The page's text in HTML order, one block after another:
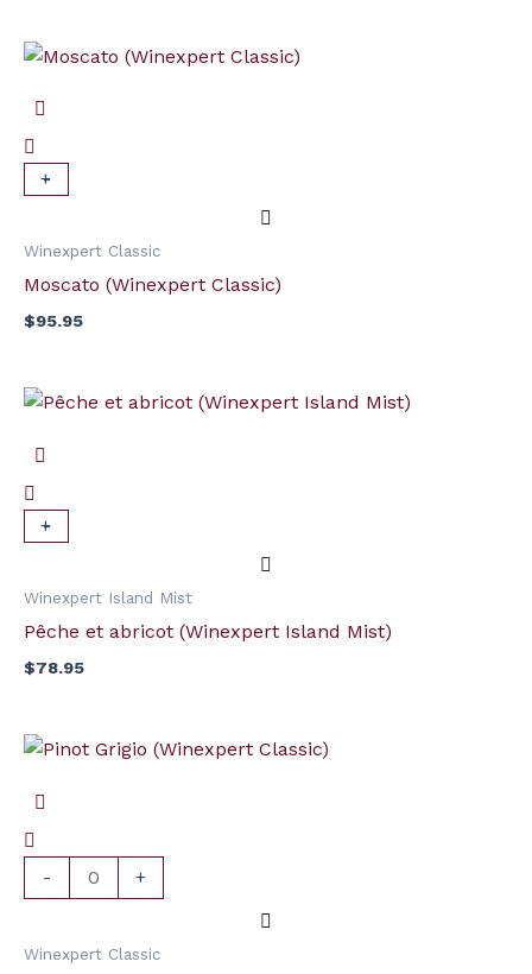
-
quantité
Moscato
(Winexpert
Classic)
+
Winexpert Classic
Moscato (Winexpert Classic)
$95.95
-
quantité
Pêche
et
abricot
Island
+
Winexpert Island Mist
Pêche et abricot (Winexpert Island Mist)
$78.95
-
quantité
Pinot
Grigio
(Winexpert
Classic)
+
Winexpert Classic